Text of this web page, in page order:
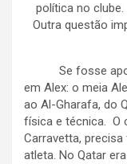
política no
Outra questão
Se fosse
em Alex: o meia
ao Al-Gharafa, do
física e técnica. O
Carravetta,
atleta. No Qatar